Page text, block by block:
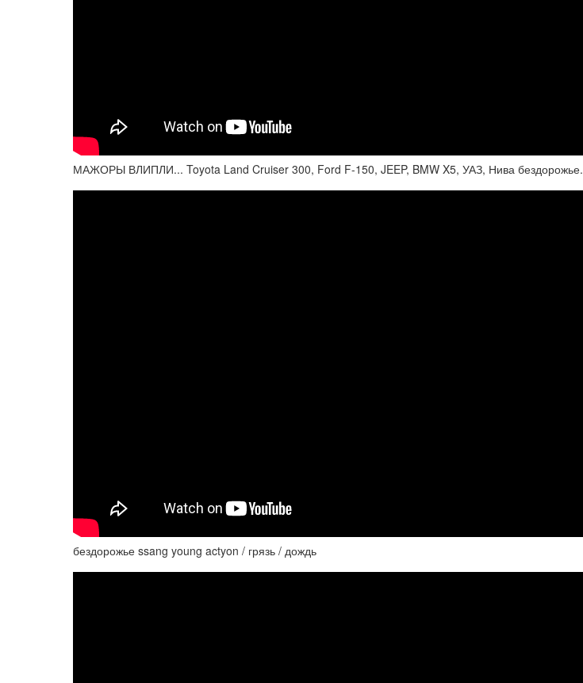
МАЖОРЫ ВЛИПЛИ... Toyota Land Cruiser 300, Ford F-150, JEEP, BMW X5, УАЗ, Нива бездорожье.
бездорожье ssang young actyon / грязь / дождь